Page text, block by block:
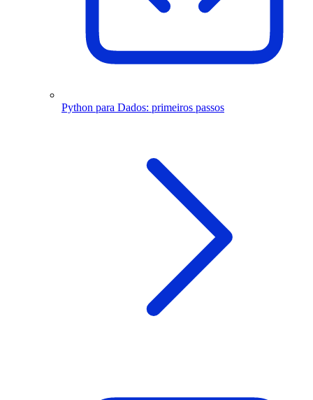
Python para Dados: primeiros passos